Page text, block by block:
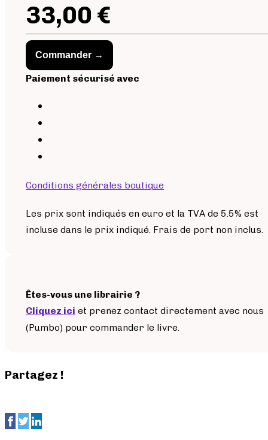
33,00 €
Commander →
Paiement sécurisé avec
Conditions générales boutique
Les prix sont indiqués en euro et la TVA de 5.5% est
incluse dans le prix indiqué. Frais de port non inclus.
Êtes-vous une librairie ?
Cliquez ici et prenez contact directement avec nous
(Pumbo) pour commander le livre.
Partagez !